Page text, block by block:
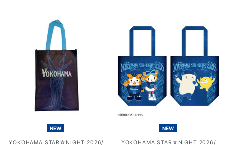
NEW
YOKOHAMA STAR☆NIGHT 2026/
NEW
YOKOHAMA STAR☆NIGHT 2026/